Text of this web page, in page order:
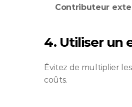
Contributeur
4. Utiliser un
Évitez de multiplier
coûts.